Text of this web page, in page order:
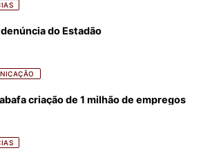
do Estadão
criação de 1 milhão de empregos